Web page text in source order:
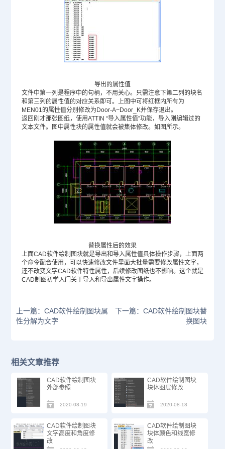
导出的属性值
文件中第一列是程序中的句柄，不用关心。只需注意下第二列的块名
和第三列的属性值的对应关系即可。上图中可将红框内所有为
MEN01的属性值分别修改为Door-A~Door_K并保存退出。
返回刚才那张图纸，使用ATTIN “导入属性值”功能，导入刚编辑过的
文本文件。图中属性块的属性值就会被集体修改。如图所示。
替换属性后的效果
上面CAD软件绘制图块就是导出和导入属性值具体操作步骤，上面两
个命令配合使用，可以快速修改文件里面大批量需要修改属性文字，
还不改变文字CAD软件特性属性，后续修改图纸也不影响。这个就是
CAD制图初学入门 关于导入和导出属性文字操作。
上一篇：CAD软件绘制图块属
性分解为文字
下一篇：CAD软件绘制图块替
换图块
相关文章推荐
CAD软件绘制图块
外部参照
2020-08-19
CAD软件绘制图块
块体图层修改
2020-08-18
CAD软件绘制图块
文字高度和角度修
改
CAD软件绘制图块
块体颜色和线宽修
改